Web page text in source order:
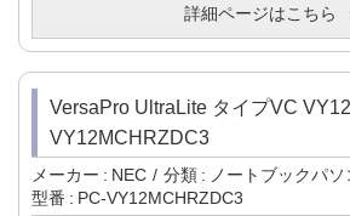
詳細ページはこちら
VersaPro UltraLite タイプVC
VY12MCHRZDC3
メーカー NEC 分類
ノートブックパソ
型番
PC-VY12MCHRZDC3